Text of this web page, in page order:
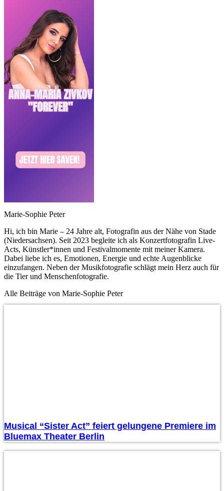
Marie-Sophie Peter
Hi, ich bin Marie – 24 Jahre alt, Fotografin aus der Nähe von Stade
(Niedersachsen). Seit 2023 begleite ich als Konzertfotografin Live-
Acts, Künstler*innen und Festivalmomente mit meiner Kamera.
Dabei liebe ich es, Emotionen, Energie und echte Augenblicke
einzufangen. Neben der Musikfotografie schlägt mein Herz auch für
die Tier und Menschenfotografie.
Alle Beiträge von Marie-Sophie Peter
Musical “Sister Act” feiert gelungene Premiere im
Bluemax Theater Berlin